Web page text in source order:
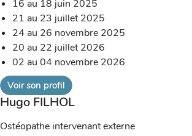
16 au 18 juin 2025
21 au 23 juillet 2025
24 au 26 novembre 2025
20 au 22 juillet 2026
02 au 04 novembre 2026
Voir son profil
Hugo FILHOL
Ostéopathe intervenant externe